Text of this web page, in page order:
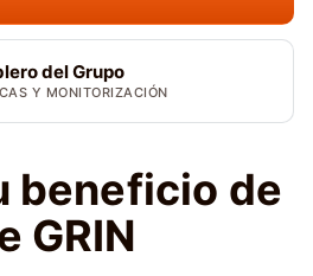
del Grupo
Y MONITORIZACIÓN
beneficio de
GRIN